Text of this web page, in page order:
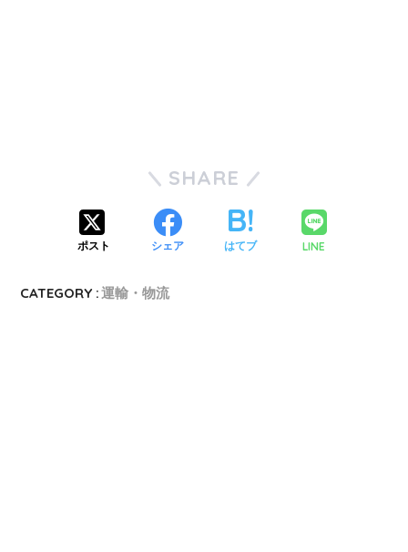
SHARE
ポスト シェア はてブ LINE
CATEGORY :運輸・物流